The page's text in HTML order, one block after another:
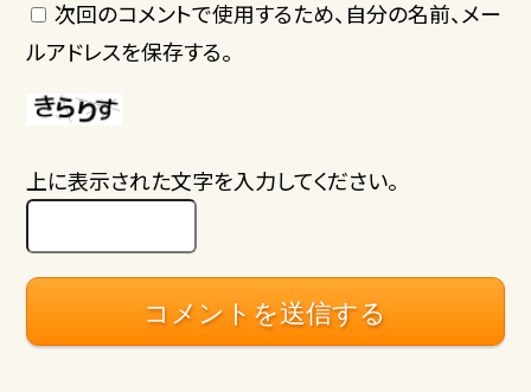
次回のコメントで使用するため、自分の名前、メー
ルアドレスを保存する。
上に表示された文字を入力してください。